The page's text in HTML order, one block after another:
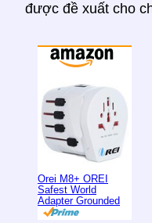
được đề xuất cho
Orei M8+ OREI
Safest World
Adapter Grounded